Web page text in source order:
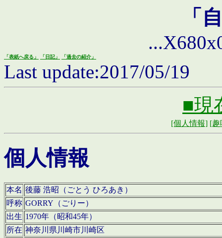
「
「表紙へ戻る」 「日記」 「過去の紹介」
Last update:2017/05/19
■現
[個人情報] [趣
個人情報
本名 後藤 浩昭（ごとう ひろあき）
呼称 GORRY（ごりー）
出生 1970年（昭和45年）
所在 神奈川県川崎市川崎区